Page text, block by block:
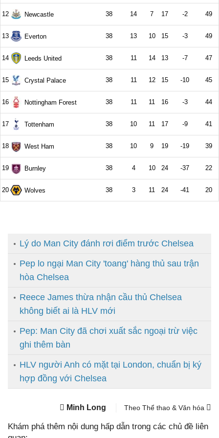
Lý do Man City đánh rơi điểm trước Chelsea
Pep lo ngại Man City 'toang' hàng thủ sau trận
hòa Chelsea
Reece James thừa nhận cầu thủ Chelsea
không biết ai là HLV mới
Pep: Man City đã chơi xuất sắc ngoại trừ việc
ghi thêm bàn
HLV người Anh có mặt tại London, chuẩn bị ký
hợp đồng với Chelsea
Minh Long Theo Thể thao & Văn hóa
Khám phá thêm nội dung hấp dẫn trong các chủ đề liên